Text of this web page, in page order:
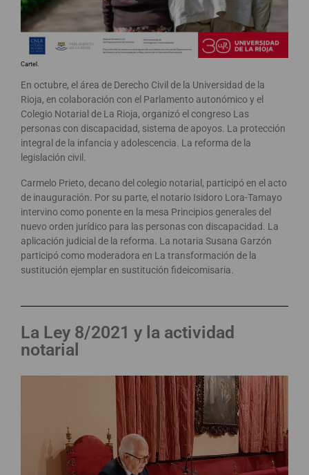
Cartel.
En octubre, el área de Derecho Civil de la Universidad de la
Rioja, en colaboración con el Parlamento autonómico y el
Colegio Notarial de La Rioja, organizó el congreso Las
personas con discapacidad, sistema de apoyos. La protección
integral de la infancia y adolescencia. La reforma de la
legislación civil.
Carmelo Prieto, decano del colegio notarial, participó en el acto
de inauguración. Por su parte, el notario Isidoro Lora-Tamayo
intervino como ponente en la mesa Principios generales del
nuevo orden jurídico para las personas con discapacidad. La
aplicación judicial de la reforma. La notaria Susana Garzón
participó como moderadora en La transformación de la
sustitución ejemplar en sustitución fideicomisaria.
La Ley 8/2021 y la actividad
notarial